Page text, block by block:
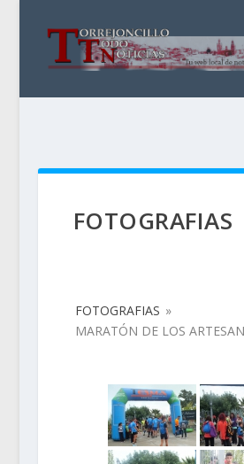
FOTOGRAFIAS
FOTOGRAFIAS »
MARATÓN DE LOS